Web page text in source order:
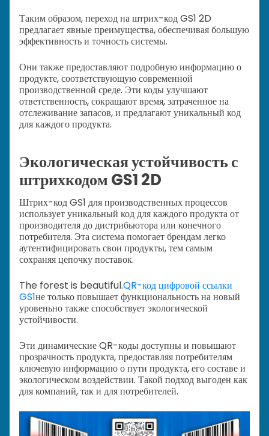
Таким образом, переход на штрих-код GS1 2D
предлагает явные преимущества, обеспечивая большую
эффективность и точность системы.
Они также предоставляют подробную информацию о
продукте, соответствующую современной
производственной среде. Эти коды улучшают
ответственность, сокращают время, затраченное на
отслеживание запасов, и предлагают уникальный код
для каждого продукта.
Экологическая устойчивость с
штрихкодом GS1 2D
Штрих-код GS1 для производственных процессов
использует уникальный код для каждого продукта от
производителя до дистрибьютора или конечного
потребителя. Эта система помогает брендам легко
аутентифицировать свои продукты, тем самым
сохраняя цепочку поставок.
The forest is beautiful.QR-код цифровой ссылки
GS1не только повышает функциональность на новый
уровеньно также способствует экологической
устойчивости.
Эти динамические QR-коды доступны и повышают
прозрачность продукта, предоставляя потребителям
ключевую информацию о пути продукта, его составе и
экологическом воздействии. Такой подход выгоден как
для компаний, так и для потребителей.